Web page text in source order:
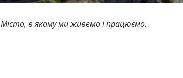
Місто, в якому ми живемо і працюємо.